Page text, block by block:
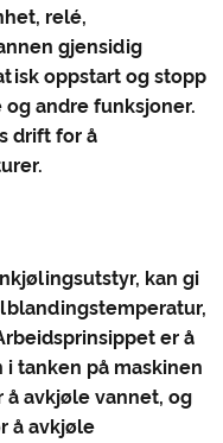
relé,
gjensidig
oppstart og stopp
andre funksjoner.
drift for å
kan gi
er å
tanken på maskinen
avkjøle vannet, og
å avkjøle